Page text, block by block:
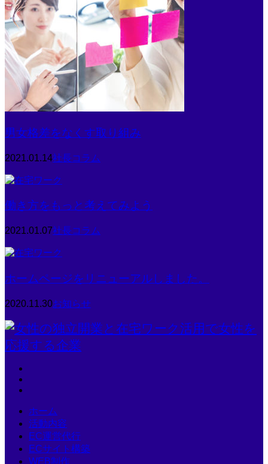
男女格差をなくす取り組み
2021.01.14社長コラム
働き方をもっと考えてみよう
2021.01.07社長コラム
ホームページをリニューアルしました。
2020.11.30お知らせ
ホーム
活動内容
EC運営代行
ECサイト構築
WEB制作